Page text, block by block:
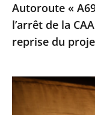
CAA
de
Toulouse
la
reprise
Autoroute «
l’arrêt de la
reprise du
Prêt